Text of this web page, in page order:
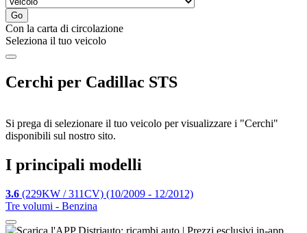
Go
Con la carta di circolazione
Seleziona il tuo veicolo
Cerchi per Cadillac STS
Si prega di selezionare il tuo veicolo per visualizzare i "Cerchi"
disponibili sul nostro sito.
I principali modelli
3.6 (229KW / 311CV) (10/2009 - 12/2012)
Tre volumi - Benzina